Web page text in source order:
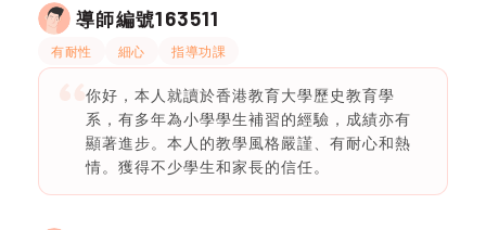
導師編號163511
有耐性 細心 指導功課
你好，本人就讀於香港教育大學歷史教育學
系，有多年為小學學生補習的經驗，成績亦有
顯著進步。本人的教學風格嚴謹、有耐心和熱
情。獲得不少學生和家長的信任。